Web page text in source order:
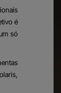
é
só